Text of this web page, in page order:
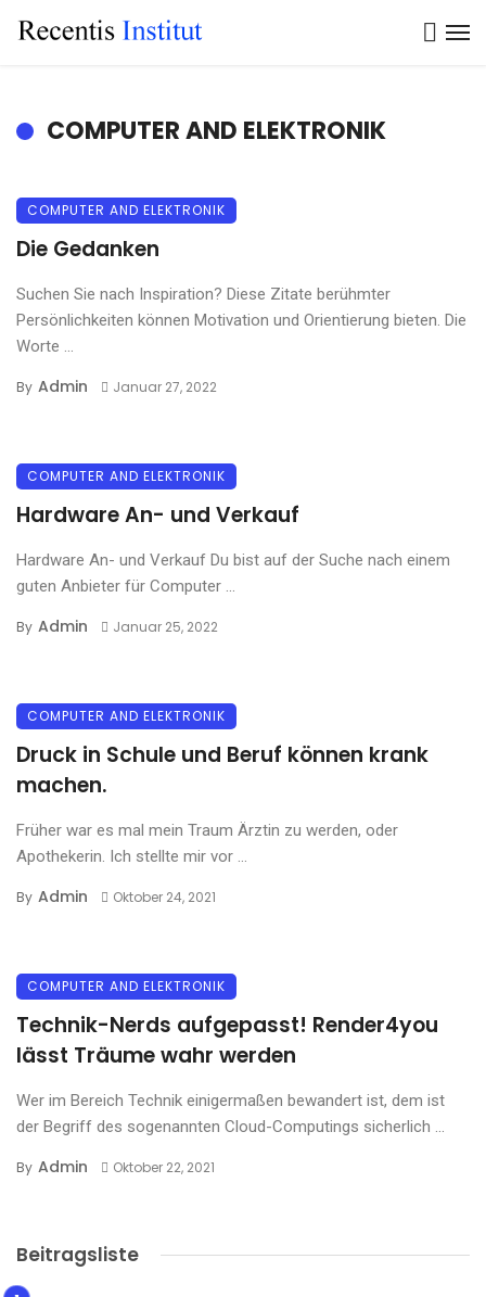
COMPUTER AND ELEKTRONIK
COMPUTER AND ELEKTRONIK
Die Gedanken
Suchen Sie nach Inspiration? Diese Zitate berühmter
Persönlichkeiten können Motivation und Orientierung bieten. Die
Worte ...
By Admin Januar 27, 2022
COMPUTER AND ELEKTRONIK
Hardware An- und Verkauf
Hardware An- und Verkauf Du bist auf der Suche nach einem
guten Anbieter für Computer ...
By Admin Januar 25, 2022
COMPUTER AND ELEKTRONIK
Druck in Schule und Beruf können krank
machen.
Früher war es mal mein Traum Ärztin zu werden, oder
Apothekerin. Ich stellte mir vor ...
By Admin Oktober 24, 2021
COMPUTER AND ELEKTRONIK
Technik-Nerds aufgepasst! Render4you
lässt Träume wahr werden
Wer im Bereich Technik einigermaßen bewandert ist, dem ist
der Begriff des sogenannten Cloud-Computings sicherlich ...
By Admin Oktober 22, 2021
Beitragsliste